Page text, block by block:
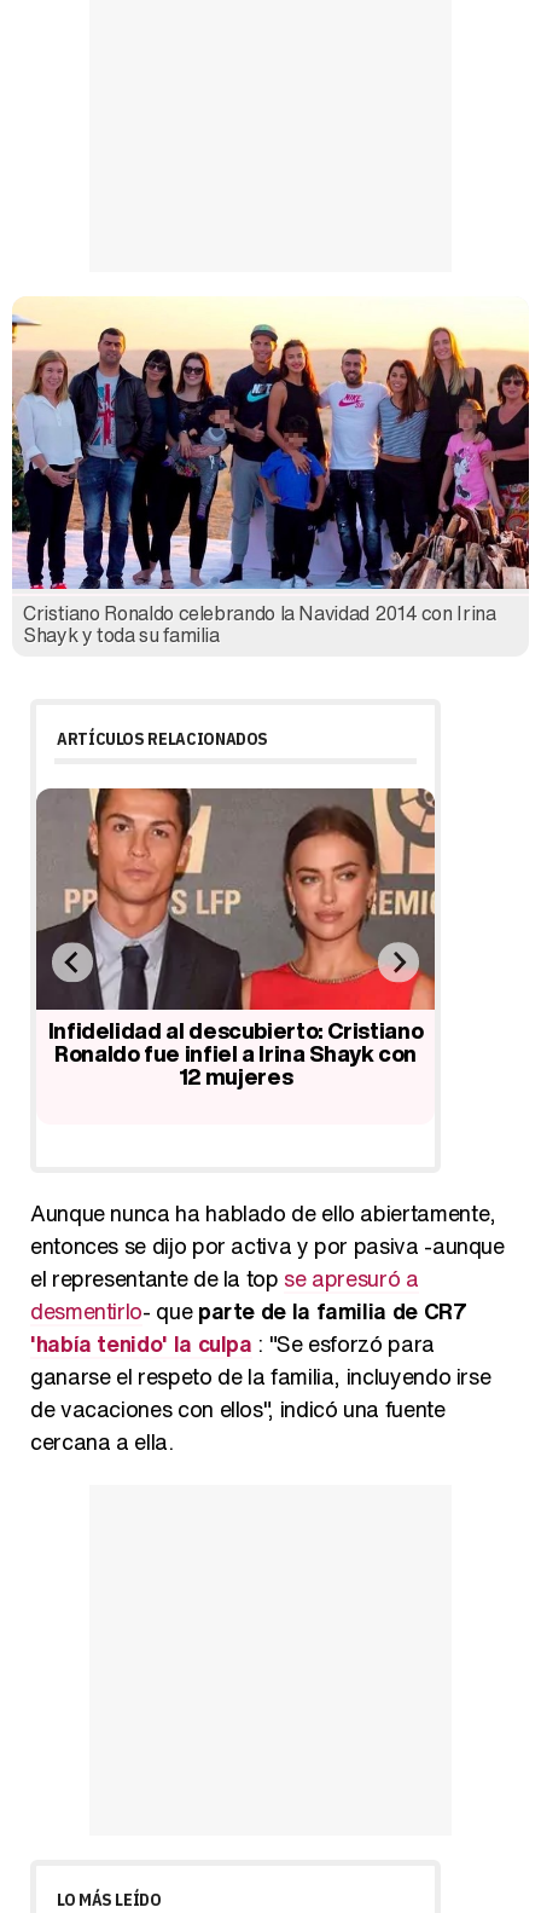
Cristiano Ronaldo celebrando la Navidad 2014 con Irina
Shayk y toda su familia
ARTÍCULOS RELACIONADOS
Infidelidad al descubierto: Cristiano
Ronaldo fue infiel a Irina Shayk con
12 mujeres
Aunque nunca ha hablado de ello abiertamente,
entonces se dijo por activa y por pasiva -aunque
el representante de la top se apresuró a
desmentirlo- queparte de la familia de CR7
'había tenido' la culpa : "Se esforzó para
ganarse el respeto de la familia, incluyendo irse
de vacaciones con ellos", indicó una fuente
cercana a ella.
LO MÁS LEÍDO